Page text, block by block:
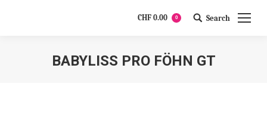
CHF 0.00 0 Search:
Search
BABYLISS PRO FÖHN GT